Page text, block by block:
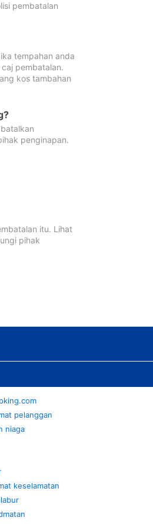
pembatalan
tempahan anda
pembatalan.
kos tambahan
penginapan.
itu. Lihat
pihak
pelanggan
niaga
keselamatan